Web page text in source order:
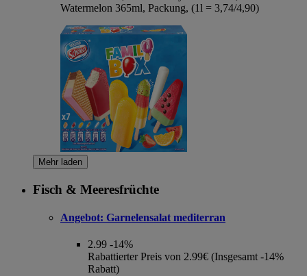
Watermelon 365ml, Packung, (1l = 3,74/4,90)
Mehr laden
Fisch & Meeresfrüchte
Angebot: Garnelensalat mediterran
2.99 -14%
Rabattierter Preis von 2.99€ (Insgesamt -14%
Rabatt)